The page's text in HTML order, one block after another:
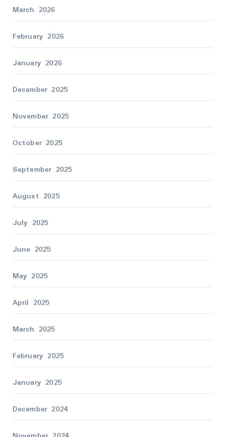
March 2026
February 2026
January 2026
December 2025
November 2025
October 2025
September 2025
August 2025
July 2025
June 2025
May 2025
April 2025
March 2025
February 2025
January 2025
December 2024